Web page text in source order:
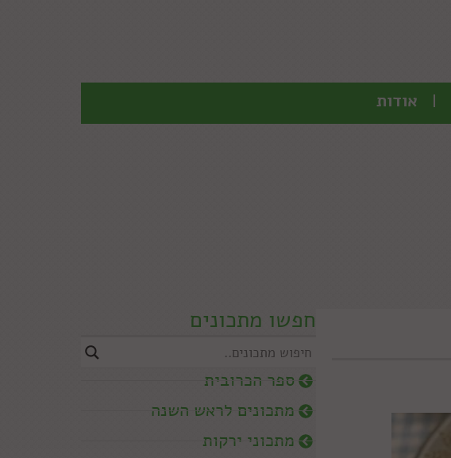
אודות
חפשו מתכונים
ספר הכרובית
מתכונים לראש השנה
מתכוני ירקות